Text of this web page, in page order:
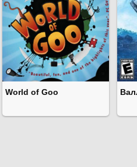
World of Goo